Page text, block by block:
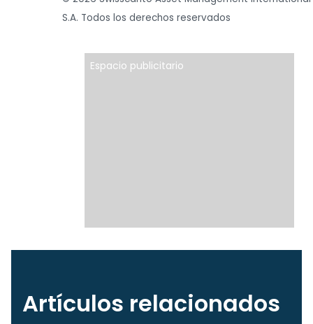
S.A. Todos los derechos reservados
Espacio publicitario
Artículos relacionados